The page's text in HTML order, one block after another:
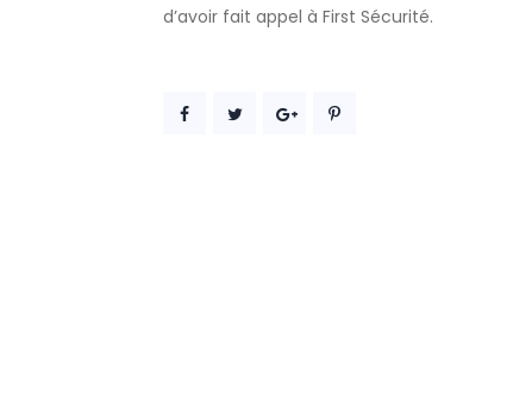
d’avoir fait appel à First Sécurité.